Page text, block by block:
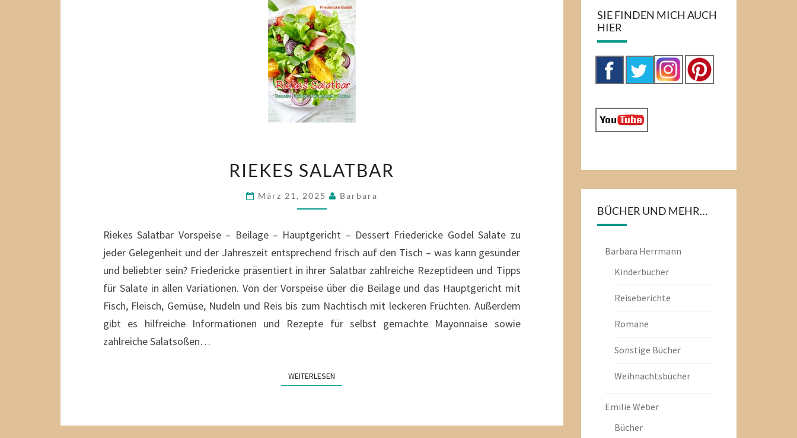
SALATBAR
RIEKES SALATBAR
März 21, 2025 Barbara
Riekes Salatbar Vorspeise – Beilage – Hauptgericht – Dessert Friedericke Godel Salate zu
jeder Gelegenheit und der Jahreszeit entsprechend frisch auf den Tisch – was kann gesünder
und beliebter sein? Friedericke präsentiert in ihrer Salatbar zahlreiche Rezeptideen und Tipps
für Salate in allen Variationen. Von der Vorspeise über die Beilage und das Hauptgericht mit
Fisch, Fleisch, Gemüse, Nudeln und Reis bis zum Nachtisch mit leckeren Früchten. Außerdem
gibt es hilfreiche Informationen und Rezepte für selbst gemachte Mayonnaise sowie
zahlreiche Salatsoßen…
WEITERLESEN
SIE FINDEN MICH AUCH
HIER
BÜCHER UND MEHR…
Barbara Herrmann
Kinderbücher
Reiseberichte
Romane
Sonstige Bücher
Weihnachtsbücher
Emilie Weber
Bücher